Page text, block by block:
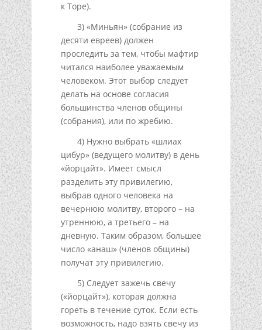
к Торе).
3) «Миньян» (собрание из
десяти евреев) должен
пpoследить за тем, чтобы мафтир
читался наиболее уважаемым
человеком. Этот выбор следует
делать на основе согласия
большинства членов общины
(собрания), или по жребию.
4) Нужно выбрать «шлиах
цибур» (ведущего молитву) в день
«йорцайт». Имеет смысл
разделить эту привилегию,
выбрав одного человека на
вечернюю молитву, второго – на
утреннюю, а третьего – на
дневную. Таким образом, большее
число «анаш» (членов общины)
получат эту привилегию.
5) Следует зажечь свечу
(«йорцайт»), которая должна
гореть в течение суток. Если есть
возможность, надо взять свечу из